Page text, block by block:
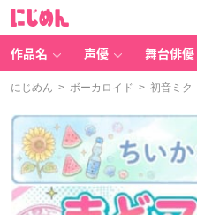
作品名 声優 舞台俳優
にじめん > ボーカロイド > 初音ミク